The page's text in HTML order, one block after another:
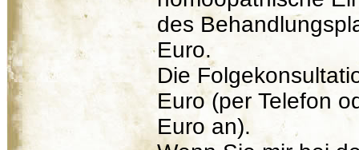
des
Euro.
Die
Euro (per Telefon
Euro an).